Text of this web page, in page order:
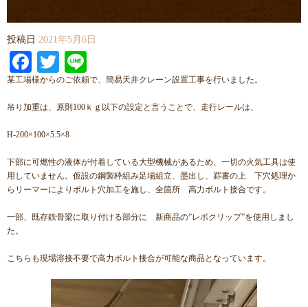
投稿日 2021年5月6日
Facebook
Twitter
某工場様からのご依頼で、簡易天井クレーン設置工事を行いました。
吊り加重は、原則100ｋｇ以下の設定と言うことで、走行レールは、
H-200×100×5.5×8
下部に可燃性の液体が付着している大型機械があるため、一切の火気工具は使
用していません。仮設の鋼製枠組み足場組立、墨出し、罫書の上 下穴処理か
らリーマーによりボルト穴加工を施し、全箇所 高力ボルト接合です。
一部、既存鉄骨梁に取り付ける部分に 新商品の”レボクリップ”を使用しまし
た。
こちらも現場溶接不要で高力ボルト接合が可能な商品となっています。